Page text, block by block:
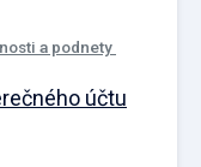
a podnety
účtu